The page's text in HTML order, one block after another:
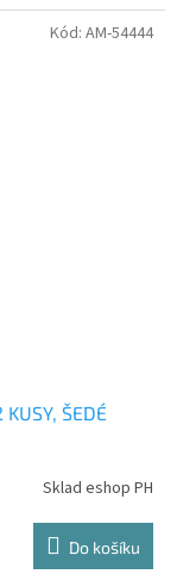
ŠEDÉ
Sklad eshop PH
Do košíku
Kód: AM-54444